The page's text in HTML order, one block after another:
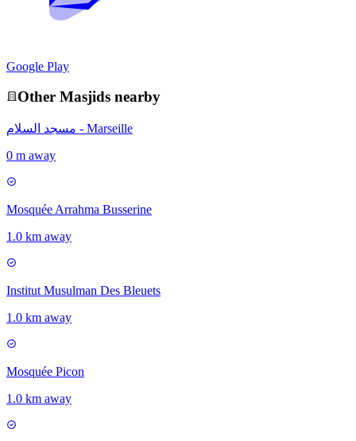
Google Play
Other Masjids nearby
مسجد السلام - Marseille
0 m away
Mosquée Arrahma Busserine
1.0 km away
Institut Musulman Des Bleuets
1.0 km away
Mosquée Picon
1.0 km away